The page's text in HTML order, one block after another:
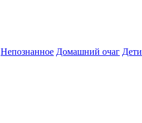
Непознанное Домашний очаг Дети